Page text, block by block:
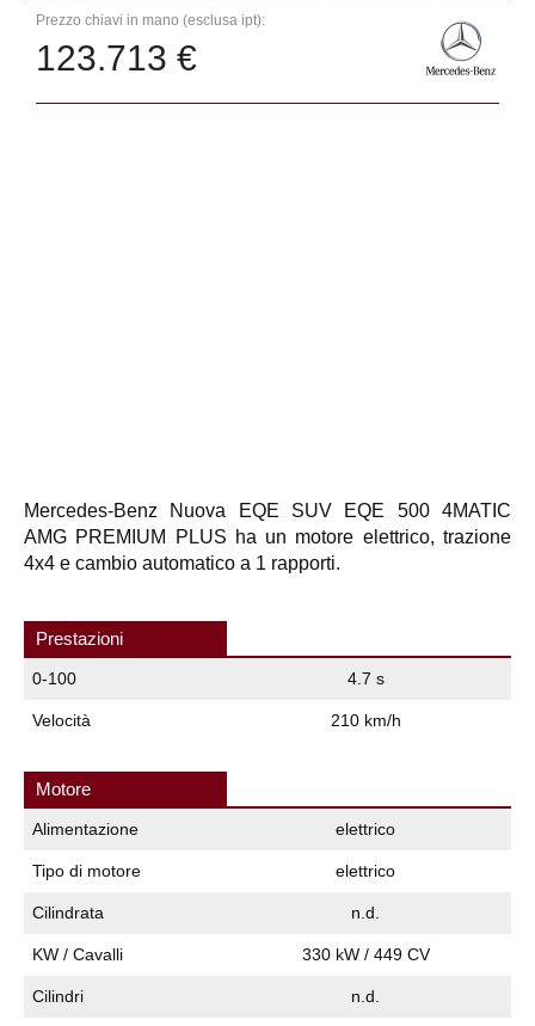
Prezzo chiavi in mano (esclusa ipt):
123.713 €
Mercedes-Benz Nuova EQE SUV EQE 500 4MATIC
AMG PREMIUM PLUS ha un motore elettrico, trazione
4x4 e cambio automatico a 1 rapporti.
Prestazioni
0-100 4.7 s
Velocità 210 km/h
Motore
Alimentazione elettrico
Tipo di motore elettrico
Cilindrata n.d.
KW / Cavalli 330 kW / 449 CV
Cilindri n.d.